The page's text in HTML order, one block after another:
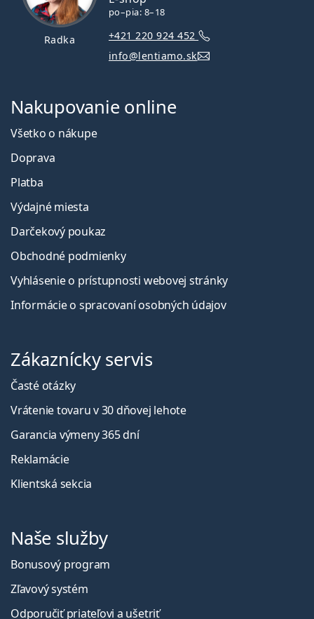
Radka
po–pia: 8–18
+421 220 924 452
info@lentiamo.sk
Nakupovanie online
Všetko o nákupe
Doprava
Platba
Výdajné miesta
Darčekový poukaz
Obchodné podmienky
Vyhlásenie o prístupnosti webovej stránky
Informácie o spracovaní osobných údajov
Zákaznícky servis
Časté otázky
Vrátenie tovaru v 30 dňovej lehote
Garancia výmeny 365 dní
Reklamácie
Klientská sekcia
Naše služby
Bonusový program
Zľavový systém
Odporučiť priateľovi a ušetriť